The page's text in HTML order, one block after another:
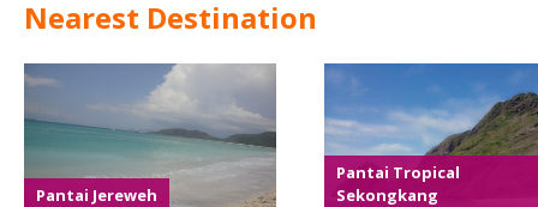
Nearest Destination
Pantai Jereweh
Pantai Tropical
Sekongkang